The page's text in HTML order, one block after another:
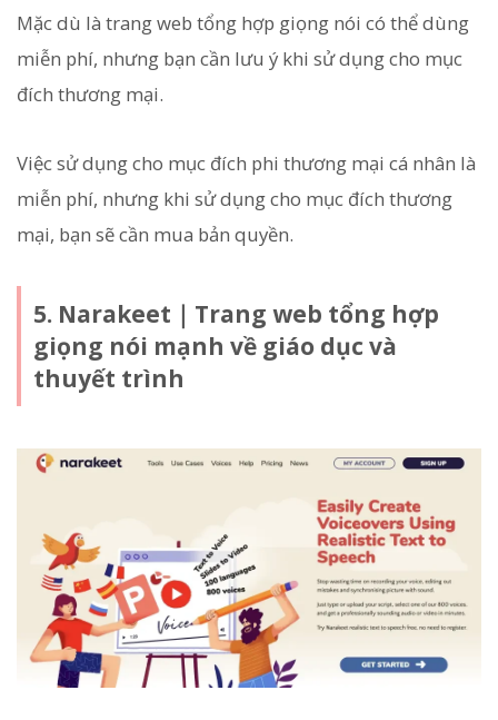
Mặc dù là trang web tổng hợp giọng nói có thể dùng
miễn phí, nhưng bạn cần lưu ý khi sử dụng cho mục
đích thương mại.
Việc sử dụng cho mục đích phi thương mại cá nhân là
miễn phí, nhưng khi sử dụng cho mục đích thương
mại, bạn sẽ cần mua bản quyền.
5. Narakeet｜Trang web tổng hợp
giọng nói mạnh về giáo dục và
thuyết trình